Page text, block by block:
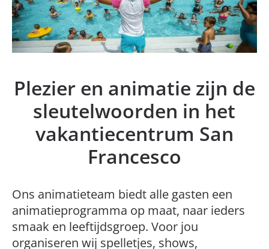
Plezier en animatie zijn de
sleutelwoorden in het
vakantiecentrum San
Francesco
Ons animatieteam biedt alle gasten een
animatieprogramma op maat, naar ieders
smaak en leeftijdsgroep. Voor jou
organiseren wij spelletjes, shows,
VRIENDELIJKHEID
ENTERTAINMENT
SPORT